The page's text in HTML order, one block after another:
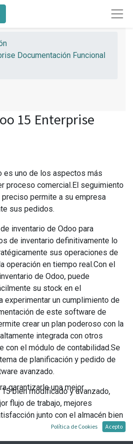
Documentación Funcional
15 Enterprise
es uno de los aspectos más
proceso comercial.El seguimiento
permite a su empresa
sus pedidos.
inventario de Odoo para
de inventario definitivamente lo
sus operaciones de
operación en tiempo real.Con el
de Odoo, puede
su stock en el
experimentar un cumplimiento de
de este software de
crear un plan poderoso con la
integrada con otros
con el módulo de contabilidad.Se
de planificación y pedido de
avanzado.
bien modificado y avanzado,
flujo de trabajo, mejores
junto con el almacén bien
garantizarle una mejor
Política de Cookies Acepto